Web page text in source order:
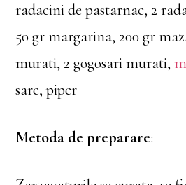
radacini de pastarnac, 2
50 gr margarina, 200 gr
murati, 2 gogosari murati,
sare, piper
Metoda de preparare: